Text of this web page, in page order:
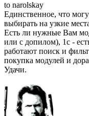
to narolskay
Единственное, что
выбирать на узкие
Есть ли нужные Вам
или с допилом), 1с -
работают поиск и
покупка модулей и
Удачи.